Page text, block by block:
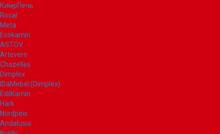
КимрПечь
Rocal
Meta
Ecokamin
ASTOV
Artevero
Chazelles
Dimplex
IDaMebel (Dimplex)
EdilKamin
Hark
Nordpeis
Andalusia